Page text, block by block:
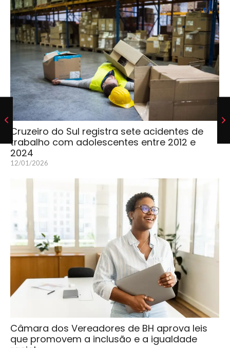
Cruzeiro do Sul registra sete acidentes de
trabalho com adolescentes entre 2012 e
2024
12/01/2026
Câmara dos Vereadores de BH aprova leis
que promovem a inclusão e a igualdade